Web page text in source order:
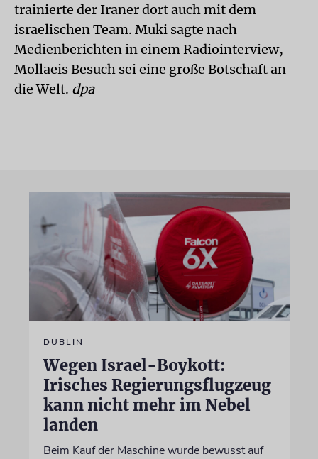
trainierte der Iraner dort auch mit dem
israelischen Team. Muki sagte nach
Medienberichten in einem Radiointerview,
Mollaeis Besuch sei eine große Botschaft an
die Welt. dpa
DUBLIN
Wegen Israel-Boykott:
Irisches Regierungsflugzeug
kann nicht mehr im Nebel
landen
Beim Kauf der Maschine wurde bewusst auf